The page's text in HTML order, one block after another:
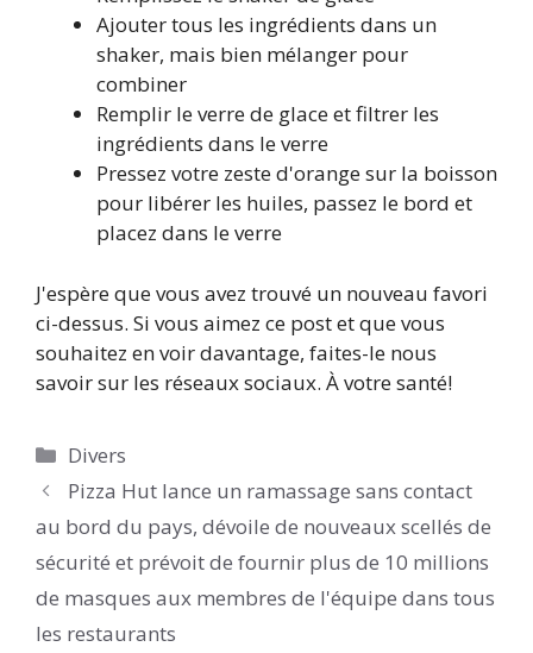
Ajouter tous les ingrédients dans un
shaker, mais bien mélanger pour
combiner
Remplir le verre de glace et filtrer les
ingrédients dans le verre
Pressez votre zeste d'orange sur la boisson
pour libérer les huiles, passez le bord et
placez dans le verre
J'espère que vous avez trouvé un nouveau favori
ci-dessus. Si vous aimez ce post et que vous
souhaitez en voir davantage, faites-le nous
savoir sur les réseaux sociaux. À votre santé!
Catégories
Divers
Pizza Hut lance un ramassage sans contact
au bord du pays, dévoile de nouveaux scellés de
sécurité et prévoit de fournir plus de 10 millions
de masques aux membres de l'équipe dans tous
les restaurants